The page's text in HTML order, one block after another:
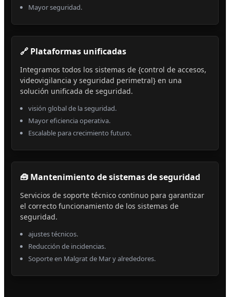
Mayor seguridad.
🔗 Plataformas unificadas
Integramos todos los sistemas de {control de accesos,
videovigilancia y seguridad perimetral} en una
solución unificada de seguridad.
visión global de la seguridad.
Mayor eficiencia operativa.
Escalable para crecimiento futuro.
🧰 Mantenimiento de sistemas de seguridad
Servicios de soporte técnico continuo para garantizar
el correcto funcionamiento de los sistemas de
seguridad.
ajustes técnicos.
Reducción de incidencias.
Soporte en Malgrat de Mar y alrededores.